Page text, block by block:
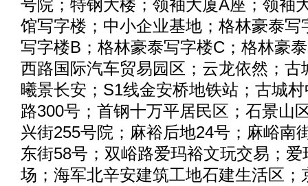
号院；特钢大楼；领袖大厦A座；领袖
馆写字楼；中小企业基地；格林豪泰写
写字楼B；格林豪泰写字楼C；格林豪
西路国际汽车贸易园区；云龙依然；古
曦景长安；S1线金安桥地铁站；古城
路300号；首钢十万平居民区；石景山
兴街255号院；麻裕后地24号；麻峪南
东街58号；双峪路爱玛裕文玩交易；
场；海军北辛安建筑工地石建生活区；